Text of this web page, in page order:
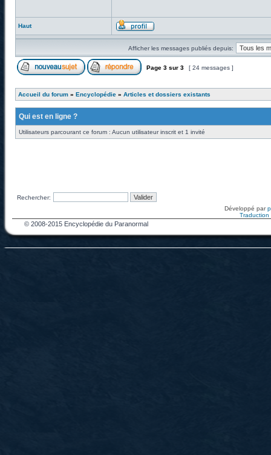
Haut
Afficher les messages publiés depuis:
Page 3 sur 3 [ 24 messages ]
Accueil du forum » Encyclopédie » Articles et dossiers existants
Qui est en ligne ?
Utilisateurs parcourant ce forum : Aucun utilisateur inscrit et 1 invité
Rechercher:
Développé par
Traduction
© 2008-2015 Encyclopédie du Paranormal